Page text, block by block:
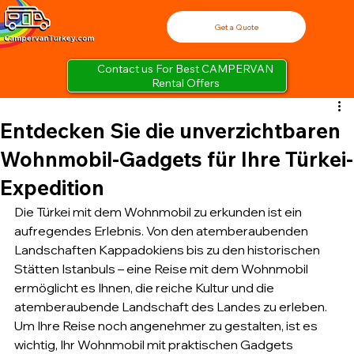
Contact us For Best CAMPERVAN
Rental Offers
Get a Quote
Entdecken Sie die unverzichtbaren
Wohnmobil-Gadgets für Ihre Türkei-
Expedition
Die Türkei mit dem Wohnmobil zu erkunden ist ein
aufregendes Erlebnis. Von den atemberaubenden
Landschaften Kappadokiens bis zu den historischen
Stätten Istanbuls – eine Reise mit dem Wohnmobil
ermöglicht es Ihnen, die reiche Kultur und die
atemberaubende Landschaft des Landes zu erleben.
Um Ihre Reise noch angenehmer zu gestalten, ist es
wichtig, Ihr Wohnmobil mit praktischen Gadgets